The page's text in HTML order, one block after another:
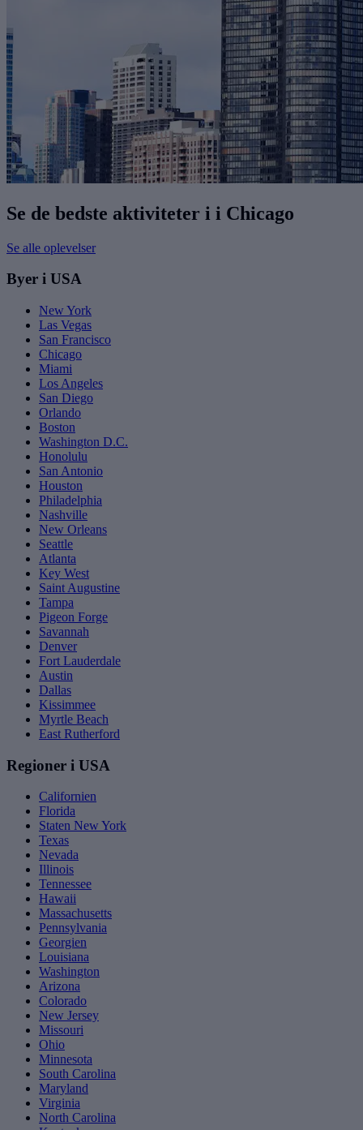
Se de bedste aktiviteter i i Chicago
Se alle oplevelser
Byer i USA
New York
Las Vegas
San Francisco
Chicago
Miami
Los Angeles
San Diego
Orlando
Boston
Washington D.C.
Honolulu
San Antonio
Houston
Philadelphia
Nashville
New Orleans
Seattle
Atlanta
Key West
Saint Augustine
Tampa
Pigeon Forge
Savannah
Denver
Fort Lauderdale
Austin
Dallas
Kissimmee
Myrtle Beach
East Rutherford
Regioner i USA
Californien
Florida
Staten New York
Texas
Nevada
Illinois
Tennessee
Hawaii
Massachusetts
Pennsylvania
Georgien
Louisiana
Washington
Arizona
Colorado
New Jersey
Missouri
Ohio
Minnesota
South Carolina
Maryland
Virginia
North Carolina